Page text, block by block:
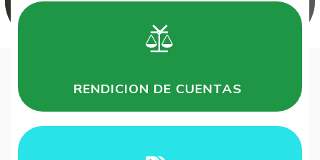
RENDICION DE CUENTAS